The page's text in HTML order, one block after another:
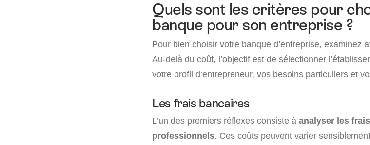
Quels sont les critères pour
banque pour son entreprise ?
Pour bien choisir votre banque d’entreprise, examinez
Au-delà du coût, l’objectif est de sélectionner
votre profil d’entrepreneur, vos besoins particuliers et
Les frais bancaires
L’un des premiers réflexes consiste à analyser les
professionnels. Ces coûts peuvent varier